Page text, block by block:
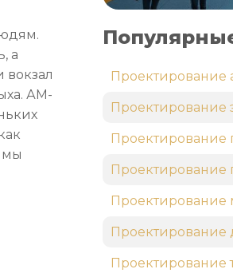
а
вокзал
АМ-
мы
Проектирование
Проектирование
Проектирование
Проектирование
Проектирование
Проектирование
Проектирование